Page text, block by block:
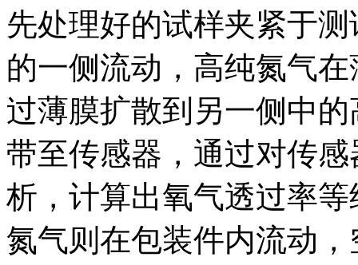
先处理好的试样夹紧于
的一侧流动，高纯氮气
过薄膜扩散到另一侧中
带至传感器，通过对传
析，计算出氧气透过率
氮气则在包装件内流动